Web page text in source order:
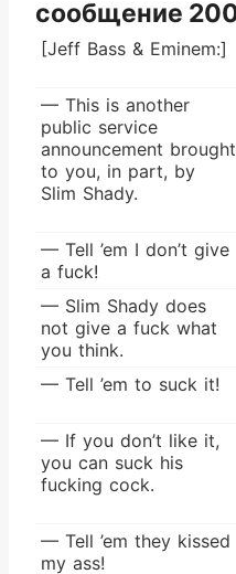
сообщение
[Jeff Bass & Eminem:]
— This is another
public service
announcement brought
to you, in part, by
Slim Shady.
— Tell ’em I don’t give
a fuck!
— Slim Shady does
not give a fuck what
you think.
— Tell ’em to suck it!
— If you don’t like it,
you can suck his
fucking cock.
— Tell ’em they kissed
my ass!